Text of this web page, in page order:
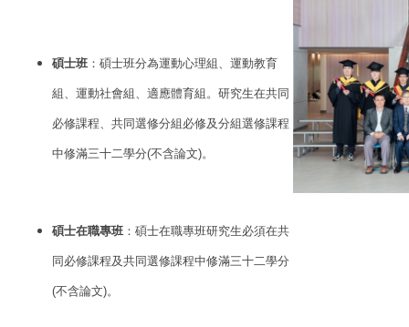
碩士班 ：碩士班分為運動心理組、運動教育
組、運動社會組、適應體育組。研究生在共同
必修課程、共同選修分組必修及分組選修課程
中修滿三十二學分(不含論文)。
碩士在職專班 ：碩士在職專班研究生必須在共
同必修課程及共同選修課程中修滿三十二學分
(不含論文)。